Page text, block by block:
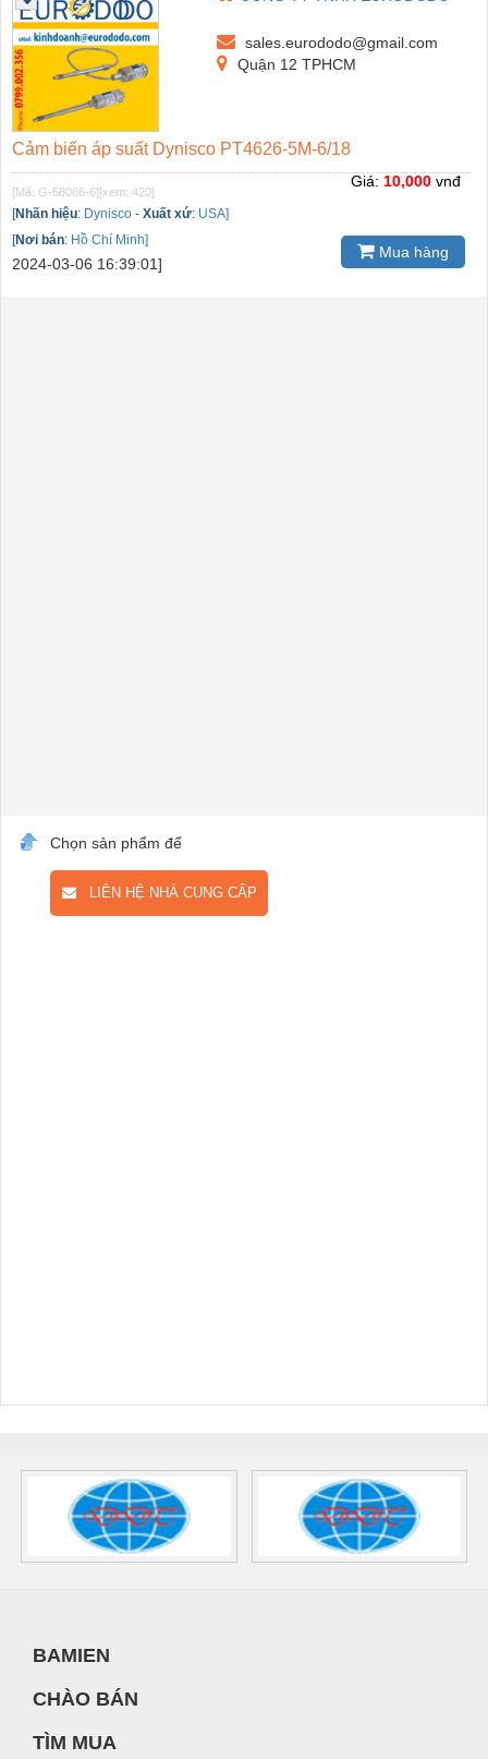
sales.eurododo@gmail.com
Quận 12 TPHCM
Cảm biến áp suất Dynisco PT4626-5M-6/18
[Mã: G-58086-6][xem: 420]
[Nhãn hiệu: Dynisco - Xuất xứ: USA]
[Nơi bán: Hồ Chí Minh]
2024-03-06 16:39:01]
Giá: 10,000 vnđ
Mua hàng
Chọn sản phẩm để
LIÊN HỆ NHÀ CUNG CẤP
BAMIEN
CHÀO BÁN
TÌM MUA